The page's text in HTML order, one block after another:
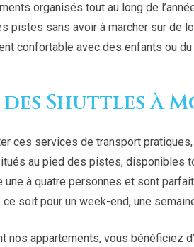
organisés tout au long de
pistes sans avoir à marcher sur de
confortable avec des enfants ou
Shuttles à
ces services de transport
au pied des pistes, disponibles
une à quatre personnes et sont
ce soit pour un week-end, une
nos appartements, vous bénéficiez